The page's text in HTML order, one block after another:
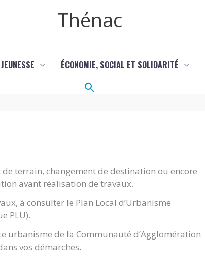
Thénac
ÉCONOMIE, SOCIAL ET SOLIDARITÉ
Rechercher
terrain, changement de destination ou encore
avant réalisation de travaux.
à consulter le Plan Local d’Urbanisme
PLU).
urbanisme de la Communauté d’Agglomération
vos démarches.